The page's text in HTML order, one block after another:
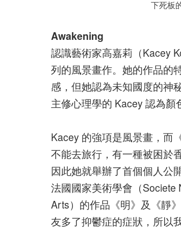
下死板
Awakening
認識藝術家高嘉莉（Kacey
列的風景畫作。她的作品的
感，但她認為未知國度的神
主修心理學的 Kacey 認為顏
Kacey 的強項是風景畫，而
不能去旅行，有一種被困於
因此她就舉辦了首個個人公
法國國家美術學會（Societe
Arts）的作品《明》及《靜
友多了抑鬱症的症狀，所以